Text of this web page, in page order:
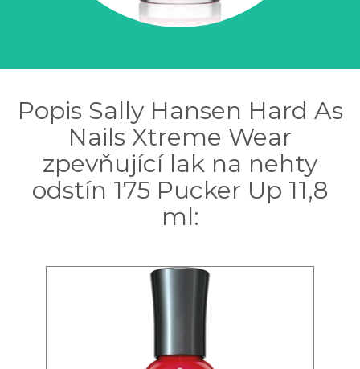
Popis Sally Hansen Hard As
Nails Xtreme Wear
zpevňující lak na nehty
odstín 175 Pucker Up 11,8
ml: